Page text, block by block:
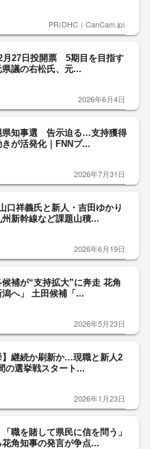
PR(DHC｜CanCam.jp)
月27日投開票 5期目を目指す
議の右松氏、元...
2026年6月4日
県知事選 告示迫る…支持獲得
が活発化｜FNNプ...
2026年7月31日
口祥義氏と新人・吉田ゆかり
新幹線など課題山積...
2026年6月19日
候補が“支持拡大”に奔走 花角
へ」 土田候補「...
2026年5月23日
】継続か刷新か…現職と新人2
の選挙戦スタート...
2026年1月23日
「職を賭して県民に信を問う」
角知事の発言が争点...